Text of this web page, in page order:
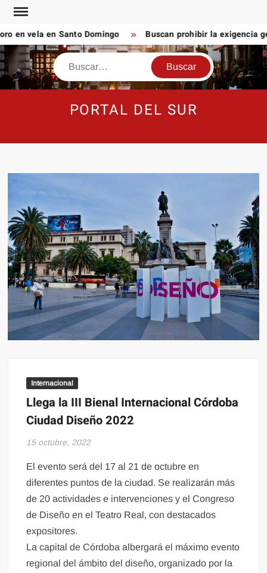
Saltar
contenido
vela en Santo Domingo Buscan prohibir la exigencia
Buscar
PORTAL DEL SUR
Internacional
Llega la III Bienal Internacional Córdoba
Ciudad Diseño 2022
15 octubre, 2022
El evento será del 17 al 21 de octubre en
diferentes puntos de la ciudad. Se realizarán más
de 20 actividades e intervenciones y el Congreso
de Diseño en el Teatro Real, con destacados
expositores.
La capital de Córdoba albergará el máximo evento
regional del ámbito del diseño, organizado por la